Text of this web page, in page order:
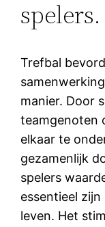
spelers.
Trefbal
manier. Door
teamgenoten
elkaar te
gezamenlijk
spelers
essentieel
leven. Het